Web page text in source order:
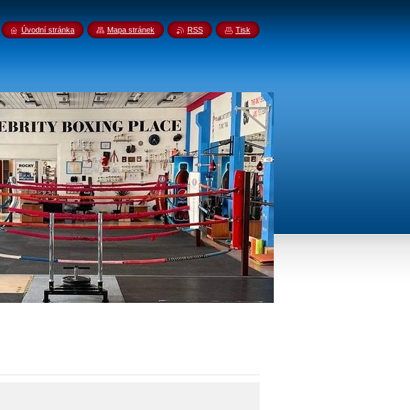
Úvodní stránka Mapa stránek RSS Tisk